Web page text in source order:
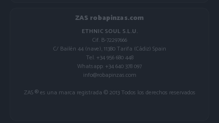
ZAS robapinzas.com
ETHNIC SOUL S.L.U.
Cif. B-72297666
C/ Bailén 44 (nave), 11380 Tarifa (Cádiz) Spain
Tel. +34 956 680 448
Whatsapp: +34 640 378 097
info@robapinzas.com
ZAS ® es una marca registrada © 2013 Todos los derechos reservados